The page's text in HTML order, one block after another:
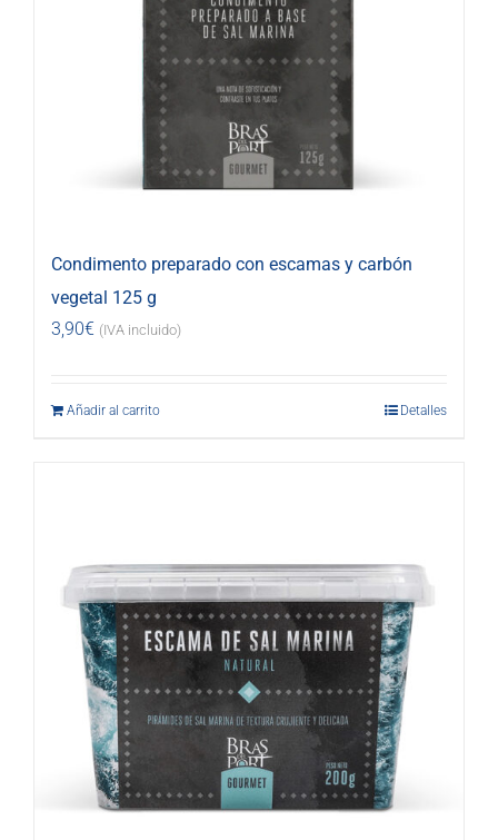
Condimento preparado con escamas y carbón
vegetal 125 g
3,90€ (IVA incluido)
Añadir al carrito Detalles